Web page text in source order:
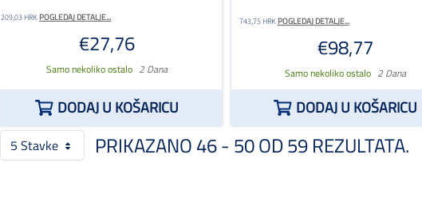
209,03 HRKPOGLEDAJ DETALJE...
€27,76
Samo nekoliko ostalo 2 Dana
DODAJ U KOŠARICU
743,75 HRKPOGLEDAJ DETALJE...
€98,77
Samo nekoliko ostalo 2 Dana
DODAJ U KOŠARICU
5 Stavke PRIKAZANO 46 - 50 OD 59 REZULTATA.